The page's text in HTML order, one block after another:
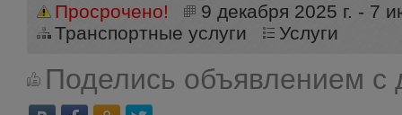
Просрочено!
9 декабря 2025 г. - 7
Транспортные услуги
Услуги
Поделись объявлением с